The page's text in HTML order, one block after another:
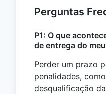
Perguntas
P1: O que
de entrega do
Perder um prazo
penalidades,
desqualificação